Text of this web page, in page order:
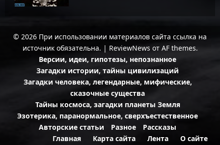
© 2026 При использовании материалов сайта ссылка на
источник обязательна. | ReviewNews от AF themes.
Версии, идеи, гипотезы, непознанное
Загадки истории, тайны цивилизаций
Загадки человека, легендарные, мифические,
сказочные существа
Тайны космоса, загадки планеты Земля
Эзотерика, паранормальное, сверхъестественное
Авторские статьи
Разное
Рассказы
Главная
Карта сайта Лента
О сайте